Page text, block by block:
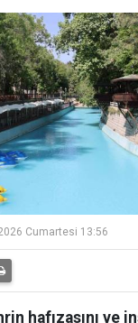
Cumartesi 13:56
hafızasını ve